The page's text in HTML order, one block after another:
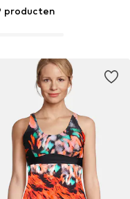
producten